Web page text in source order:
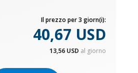
Il prezzo per 3 giorn(i):
40,67 USD
13,56 USD al giorno